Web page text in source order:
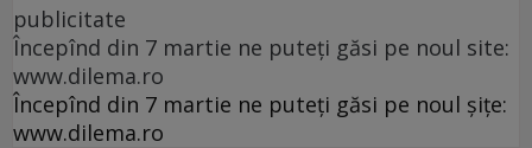
publicitate
Începînd din 7 martie ne puteți găsi pe noul site:
www.dilema.ro
Începînd din 7 martie ne puteți găsi pe noul șițe:
www.dilema.ro